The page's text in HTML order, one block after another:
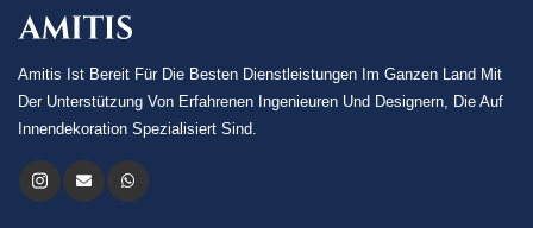
Amitis Ist Bereit Für Die Besten Dienstleistungen Im Ganzen Land Mit
Der Unterstützung Von Erfahrenen Ingenieuren Und Designern, Die Auf
Innendekoration Spezialisiert Sind.